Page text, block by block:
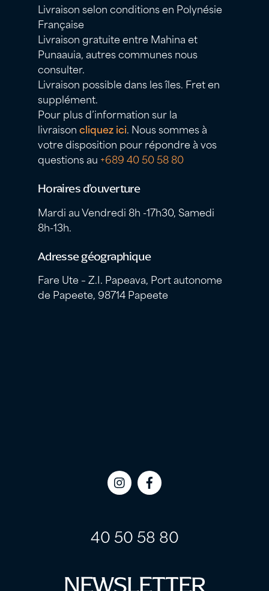
Livraison selon conditions en Polynésie
Française
Livraison gratuite entre Mahina et
Punaauia, autres communes nous
consulter.
Livraison possible dans les îles. Fret en
supplément.
Pour plus d’information sur la
livraisoncliquez ici. Nous sommes à
votre disposition pour répondre à vos
questions au +689 40 50 58 80
Horaires d’ouverture
Mardi au Vendredi 8h -17h30, Samedi
8h-13h.
Adresse géographique
Fare Ute – Z.I. Papeava, Port autonome
de Papeete, 98714 Papeete
Icon
Icon
40 50 58 80
NEWSLETTER